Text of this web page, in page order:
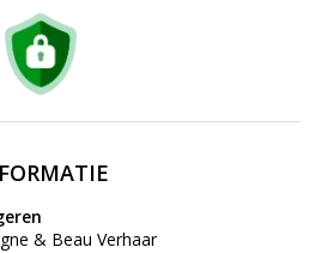
& Beau Verhaar